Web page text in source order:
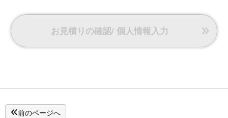
【お子様の受入れについて】
お客様に静かな環境でお過ごしいただきたいという想
お見積りの確認/ 個人情報入力
前のページへ